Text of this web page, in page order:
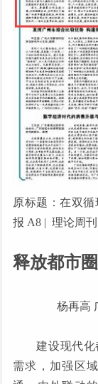
原标题：在双
报 A8 | 理论周
释放都市
杨再高
建设现代化都
需求，加强区